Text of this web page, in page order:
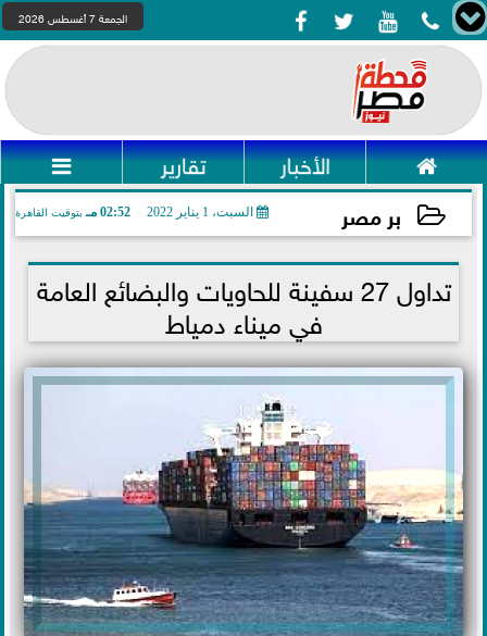
    الجمعة 7 أغسطس 2026
 الأخبار تقارير 
بر مصر السبت، 1 يناير 2022 02:52 مـ بتوقيت القاهرة
2022-01-01 14:52:17 تداول 27 سفينة للحاويات والبضائع العامة
في ميناء دمياط